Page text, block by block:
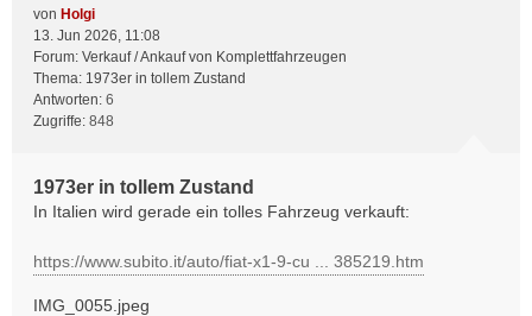
von Holgi
13. Jun 2026, 11:08
Forum: Verkauf / Ankauf von Komplettfahrzeugen
Thema: 1973er in tollem Zustand
Antworten: 6
Zugriffe: 848
1973er in tollem Zustand
In Italien wird gerade ein tolles Fahrzeug verkauft:
https://www.subito.it/auto/fiat-x1-9-cu ... 385219.htm
IMG_0055.jpeg